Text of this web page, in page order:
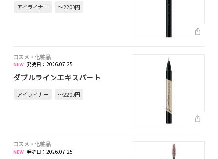
アイライナー ～2200円
コスメ・化粧品
発売日：2026.07.25
ダブルラインエキスパート
アイライナー ～2200円
コスメ・化粧品
発売日：2026.07.25